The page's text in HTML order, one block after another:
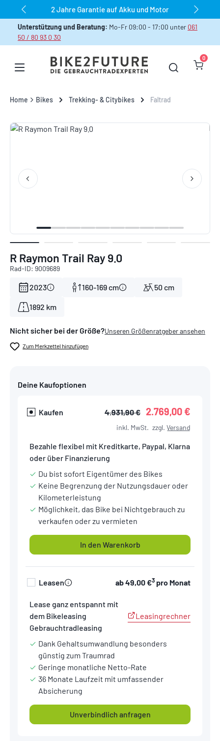
Zum Hauptinhalt springendauerhaft über 1.000 Bikes sofort verfügbar
Unterstützung und Beratung: Mo-Fr 09:00 - 17:00 unter 061
50 / 80 93 0 30
0
Home Bikes Trekking- & Citybikes Faltrad
Bildergalerie überspringen
R Raymon Trail Ray 9.0
Rad-ID: 9009689
2023 160-169 cm 50 cm
1892 km
Nicht sicher bei der Größe?Unseren Größenratgeber ansehen
Zum Merkzettel hinzufügen
Deine Kaufoptionen
Kaufen 4.931,90 € 2.769,00 €
inkl. MwSt. zzgl. Versand
Bezahle flexibel mit Kreditkarte, Paypal, Klarna
oder über Finanzierung
Du bist sofort Eigentümer des Bikes
Keine Begrenzung der Nutzungsdauer oder
Kilometerleistung
Möglichkeit, das Bike bei Nichtgebrauch zu
verkaufen oder zu vermieten
In den Warenkorb
Leasen ab49,00 €3 pro Monat
Lease ganz entspannt mit
dem Bikeleasing
Gebrauchtradleasing
Leasingrechner
Dank Gehaltsumwandlung besonders
günstig zum Traumrad
Geringe monatliche Netto-Rate
36 Monate Laufzeit mit umfassender
Absicherung
Unverbindlich anfragen